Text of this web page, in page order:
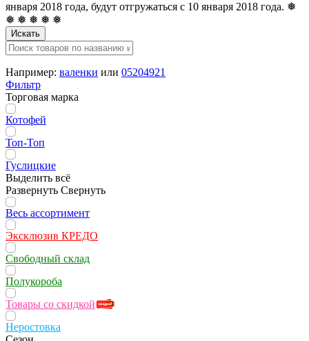
января 2018 года, будут отгружаться с 10 января 2018 года. ❅
❅ ❅ ❅ ❅ ❅
Искать
Например: валенки или 05204921
Фильтр
Торговая марка
Котофей
Топ-Топ
Гуслицкие
Выделить всё
Развернуть Свернуть
Весь ассортимент
Эксклюзив КРЕДО
Свободный склад
Полукороба
Товары со скидкой
Неростовка